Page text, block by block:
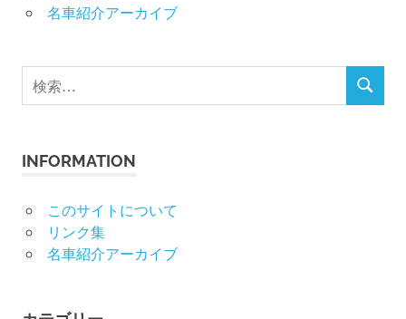
名車紹介アーカイブ
検
索
検
索
INFORMATION
このサイトについて
リンク集
名車紹介アーカイブ